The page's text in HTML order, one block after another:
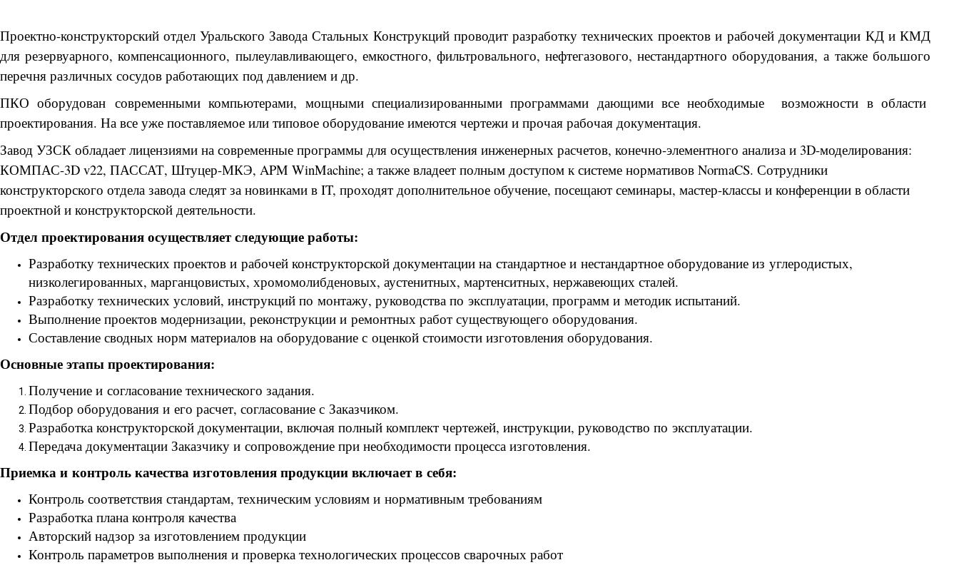
Проектно-конструкторский отдел Уральского Завода Стальных Конструкций проводит разработку технических проектов и рабочей документации КД и КМД
для резервуарного, компенсационного, пылеулавливающего, емкостного, фильтровального, нефтегазового, нестандартного оборудования, а также большого
перечня различных сосудов работающих под давлением и др.
ПКО оборудован современными компьютерами, мощными специализированными программами дающими все необходимые возможности в области
проектирования. На все уже поставляемое или типовое оборудование имеются чертежи и прочая рабочая документация.
Завод УЗСК обладает лицензиями на современные программы для осуществления инженерных расчетов, конечно-элементного анализа и 3D-моделирования:
КОМПАС-3D v22, ПАССАТ, Штуцер-МКЭ, APM WinMachine; а также владеет полным доступом к системе нормативов NormaCS. Сотрудники
конструкторского отдела завода следят за новинками в IT, проходят дополнительное обучение, посещают семинары, мастер-классы и конференции в области
проектной и конструкторской деятельности.
Отдел проектирования осуществляет следующие работы:
Разработку технических проектов и рабочей конструкторской документации на стандартное и нестандартное оборудование из углеродистых,
низколегированных, марганцовистых, хромомолибденовых, аустенитных, мартенситных, нержавеющих сталей.
Разработку технических условий, инструкций по монтажу, руководства по эксплуатации, программ и методик испытаний.
Выполнение проектов модернизации, реконструкции и ремонтных работ существующего оборудования.
Составление сводных норм материалов на оборудование с оценкой стоимости изготовления оборудования.
Основные этапы проектирования:
Получение и согласование технического задания.
Подбор оборудования и его расчет, согласование с Заказчиком.
Разработка конструкторской документации, включая полный комплект чертежей, инструкции, руководство по эксплуатации.
Передача документации Заказчику и сопровождение при необходимости процесса изготовления.
Приемка и контроль качества изготовления продукции включает в себя:
Контроль соответствия стандартам, техническим условиям и нормативным требованиям
Разработка плана контроля качества
Авторский надзор за изготовлением продукции
Контроль параметров выполнения и проверка технологических процессов сварочных работ